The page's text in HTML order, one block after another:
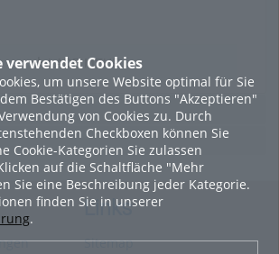
verwendet Cookies
um unsere Website optimal für Sie
Bestätigen des Buttons "Akzeptieren"
von Cookies zu. Durch
Checkboxen können Sie
Cookie-Kategorien Sie zulassen
auf die Schaltfläche "Mehr
Sie eine Beschreibung jeder Kategorie.
finden Sie in unserer
.
LADE MEHR
Links
Sitemap